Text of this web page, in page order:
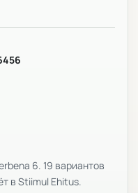
6. 19 вариантов
в Stiimul Ehitus.